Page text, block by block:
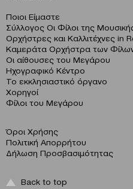
Ποιοι Είμαστε
Σύλλογος Οι Φίλοι της
Ορχήστρες και Καλλιτέχνες in
Καμεράτα Ορχήστρα των
Οι αίθουσες του Μεγάρου
Ηχογραφικό Κέντρο
Το εκκλησιαστικό όργανο
Χορηγοί
Φίλοι του Μεγάρου
Όροι Χρήσης
Πολιτική Απορρήτου
Δήλωση Προσβασιμότητας
Back to top